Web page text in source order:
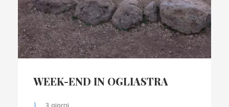
WEEK-END IN OGLIASTRA
3 giorni